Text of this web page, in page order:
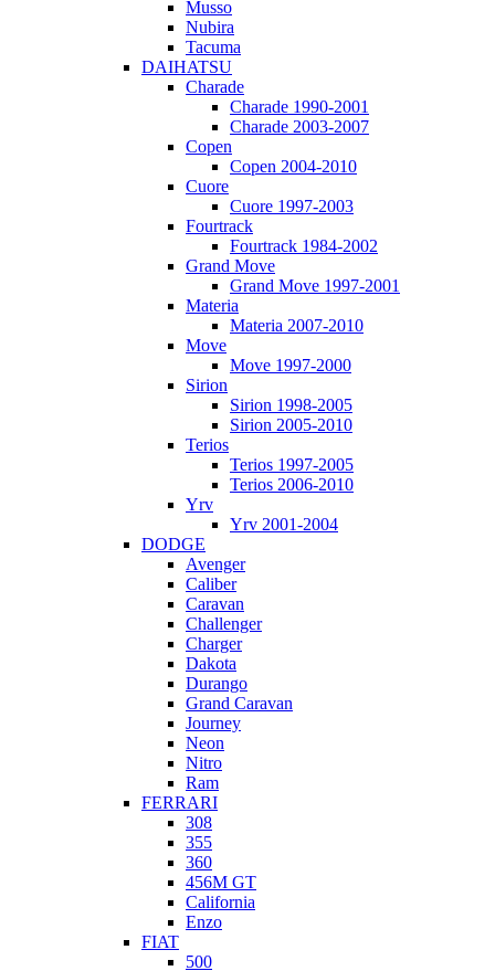
Musso
Nubira
Tacuma
DAIHATSU
Charade
Charade 1990-2001
Charade 2003-2007
Copen
Copen 2004-2010
Cuore
Cuore 1997-2003
Fourtrack
Fourtrack 1984-2002
Grand Move
Grand Move 1997-2001
Materia
Materia 2007-2010
Move
Move 1997-2000
Sirion
Sirion 1998-2005
Sirion 2005-2010
Terios
Terios 1997-2005
Terios 2006-2010
Yrv
Yrv 2001-2004
DODGE
Avenger
Caliber
Caravan
Challenger
Charger
Dakota
Durango
Grand Caravan
Journey
Neon
Nitro
Ram
FERRARI
308
355
360
456M GT
California
Enzo
FIAT
500